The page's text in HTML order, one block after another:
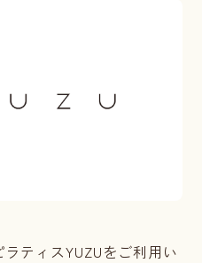
ティスYUZUをご利用い